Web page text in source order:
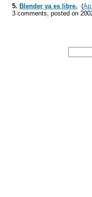
5. Blender ya es libre. (
3 comments, posted on